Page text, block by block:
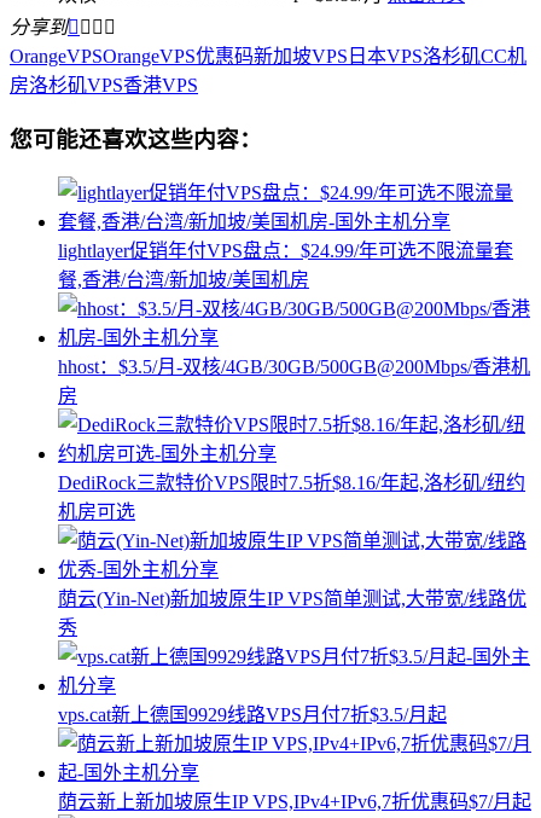
分享到   
OrangeVPSOrangeVPS优惠码新加坡VPS 日本VPS洛杉矶CC机
房洛杉矶VPS香港VPS
您可能还喜欢这些内容：
lightlayer促销年付VPS盘点：$24.99/年可选不限流量套
餐,香港/台湾/新加坡/美国机房
hhost：$3.5/月-双核/4GB/30GB/500GB@200Mbps/香港机
房
DediRock三款特价VPS限时7.5折$8.16/年起,洛杉矶/纽约
机房可选
荫云(Yin-Net)新加坡原生IP VPS简单测试,大带宽/线路优
秀
vps.cat新上德国9929线路VPS月付7折$3.5/月起
荫云新上新加坡原生IP VPS,IPv4+IPv6,7折优惠码$7/月起